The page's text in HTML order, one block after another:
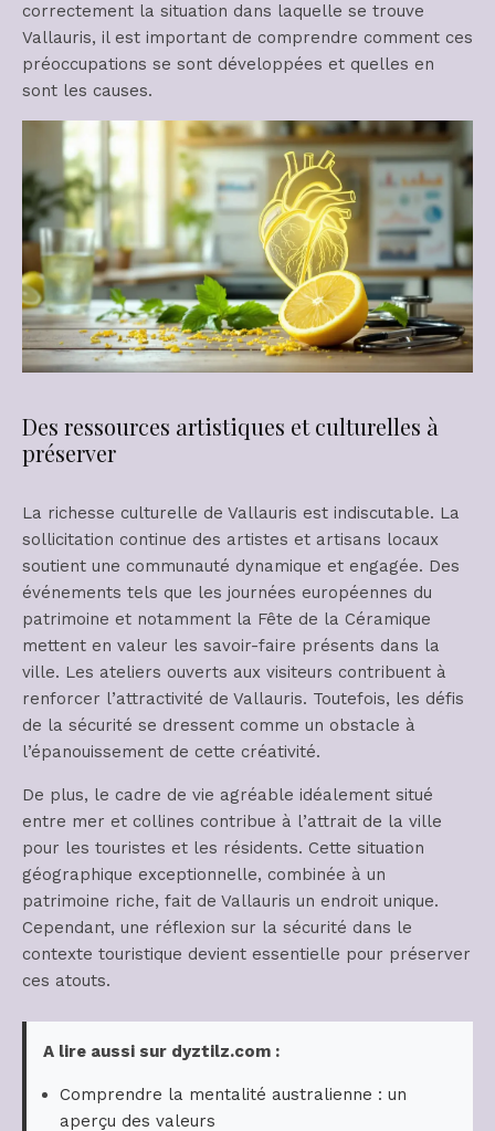
correctement la situation dans laquelle se trouve
Vallauris, il est important de comprendre comment ces
préoccupations se sont développées et quelles en
sont les causes.
Des ressources artistiques et culturelles à
préserver
La richesse culturelle de Vallauris est indiscutable. La
sollicitation continue des artistes et artisans locaux
soutient une communauté dynamique et engagée. Des
événements tels que les journées européennes du
patrimoine et notamment la Fête de la Céramique
mettent en valeur les savoir-faire présents dans la
ville. Les ateliers ouverts aux visiteurs contribuent à
renforcer l’attractivité de Vallauris. Toutefois, les défis
de la sécurité se dressent comme un obstacle à
l’épanouissement de cette créativité.
De plus, le cadre de vie agréable idéalement situé
entre mer et collines contribue à l’attrait de la ville
pour les touristes et les résidents. Cette situation
géographique exceptionnelle, combinée à un
patrimoine riche, fait de Vallauris un endroit unique.
Cependant, une réflexion sur la sécurité dans le
contexte touristique devient essentielle pour préserver
ces atouts.
A lire aussi sur dyztilz.com :
Comprendre la mentalité australienne : un
aperçu des valeurs